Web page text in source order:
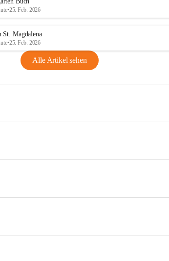
•25. Feb. 2026
St. Magdalena
•25. Feb. 2026
Alle Artikel sehen